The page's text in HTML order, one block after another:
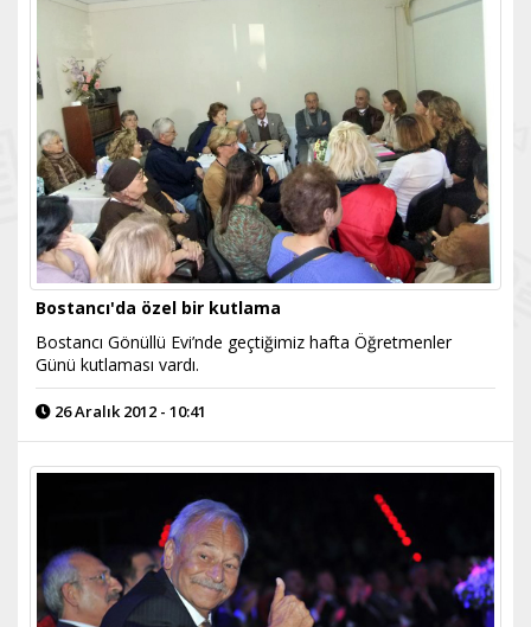
Bostancı'da özel bir kutlama
Bostancı Gönüllü Evi’nde geçtiğimiz hafta Öğretmenler
Günü kutlaması vardı.
26 Aralık 2012 - 10:41